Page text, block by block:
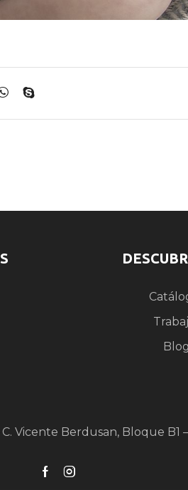
Blog
Vicente Berdusan, Bloque B1